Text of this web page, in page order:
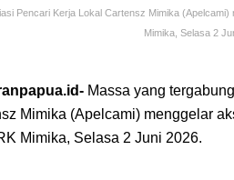
Pencari Kerja Lokal Cartensz Mimika
Mimika, Selasa 2
Massa yang
Mimika (Apelcami) menggelar
Mimika, Selasa 2 Juni 2026.